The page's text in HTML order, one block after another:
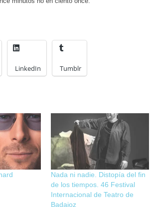
LinkedIn Tumblr
Nada ni nadie. Distopía del fin
de los tiempos. 46 Festival
Internacional de Teatro de
Badajoz